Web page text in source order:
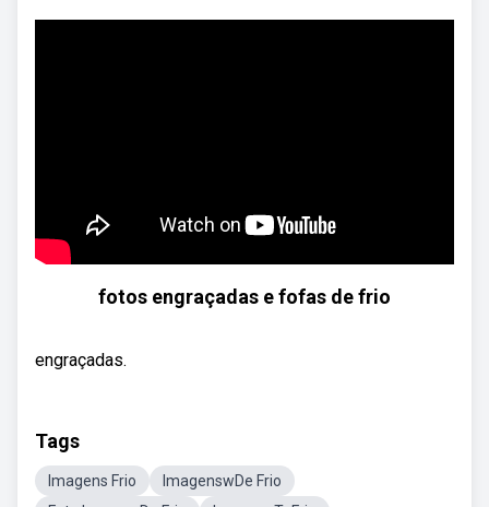
fotos engraçadas e fofas de frio
engraçadas.
Tags
Imagens Frio
ImagenswDe Frio